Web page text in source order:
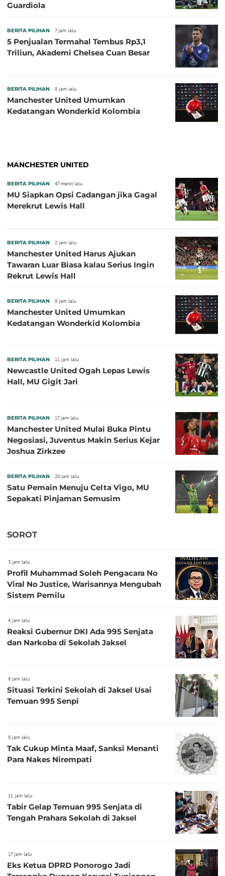
Guardiola
BERITA PILIHAN 7 jam lalu
5 Penjualan Termahal Tembus Rp3,1
Triliun, Akademi Chelsea Cuan Besar
BERITA PILIHAN 8 jam lalu
Manchester United Umumkan
Kedatangan Wonderkid Kolombia
MANCHESTER UNITED
BERITA PILIHAN 47 menit lalu
MU Siapkan Opsi Cadangan jika Gagal
Merekrut Lewis Hall
BERITA PILIHAN 2 jam lalu
Manchester United Harus Ajukan
Tawaran Luar Biasa kalau Serius Ingin
Rekrut Lewis Hall
BERITA PILIHAN 8 jam lalu
Manchester United Umumkan
Kedatangan Wonderkid Kolombia
BERITA PILIHAN 11 jam lalu
Newcastle United Ogah Lepas Lewis
Hall, MU Gigit Jari
BERITA PILIHAN 17 jam lalu
Manchester United Mulai Buka Pintu
Negosiasi, Juventus Makin Serius Kejar
Joshua Zirkzee
BERITA PILIHAN 20 jam lalu
Satu Pemain Menuju Celta Vigo, MU
Sepakati Pinjaman Semusim
SOROT
3 jam lalu
Profil Muhammad Soleh Pengacara No
Viral No Justice, Warisannya Mengubah
Sistem Pemilu
4 jam lalu
Reaksi Gubernur DKI Ada 995 Senjata
dan Narkoba di Sekolah Jaksel
8 jam lalu
Situasi Terkini Sekolah di Jaksel Usai
Temuan 995 Senpi
8 jam lalu
Tak Cukup Minta Maaf, Sanksi Menanti
Para Nakes Nirempati
11 jam lalu
Tabir Gelap Temuan 995 Senjata di
Tengah Prahara Sekolah di Jaksel
17 jam lalu
Eks Ketua DPRD Ponorogo Jadi